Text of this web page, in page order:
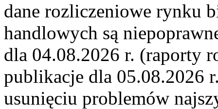
dane rozliczeniowe rynku
handlowych są
dla 04.08.2026 r. (raporty
publikacje dla 05.08.2026
usunięciu problemów